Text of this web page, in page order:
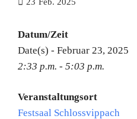
Datum/Zeit
Date(s) - Februar 23, 2025
2:33 p.m. - 5:03 p.m.
Veranstaltungsort
Festsaal Schlossvippach